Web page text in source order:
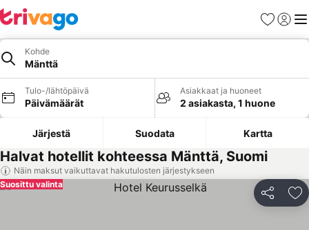
Suosikit
Kohde
Mänttä
Tulo-/lähtöpäivä
Päivämäärät
Asiakkaat ja huoneet
2 asiakasta, 1 huone
Järjestä Suodata Kartta
Halvat hotellit kohteessa Mänttä, Suomi
Näin maksut vaikuttavat hakutulosten järjestykseen
Jaa
Suosittu valinta